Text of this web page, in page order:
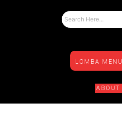
LOMBA
ABOUT